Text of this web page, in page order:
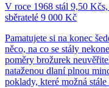
V roce 1968 stál 9,50
sběratelé 9 000 Kč
Pamatujete si na konec
něco, na co se stály
poměry brožurek
nataženou dlaní plnou
poklady, které možná